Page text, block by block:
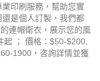
印刷服務，幫助您實
是個人訂製，我們都
連帽衛衣，展示您的風
； 價格：$50-$200,
1900，咨詢詳情並獲